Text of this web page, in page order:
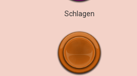
Schlagen